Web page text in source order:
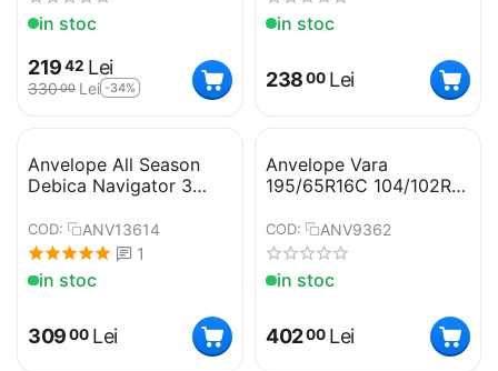
in stoc
21942 Lei
33000 Lei -34%
in stoc
23800 Lei
Anvelope All Season
Debica Navigator 3
COD: ANV13614
1
in stoc
30900 Lei
Anvelope Vara
195/65R16C 104/102R
COD: ANV9362
in stoc
40200 Lei